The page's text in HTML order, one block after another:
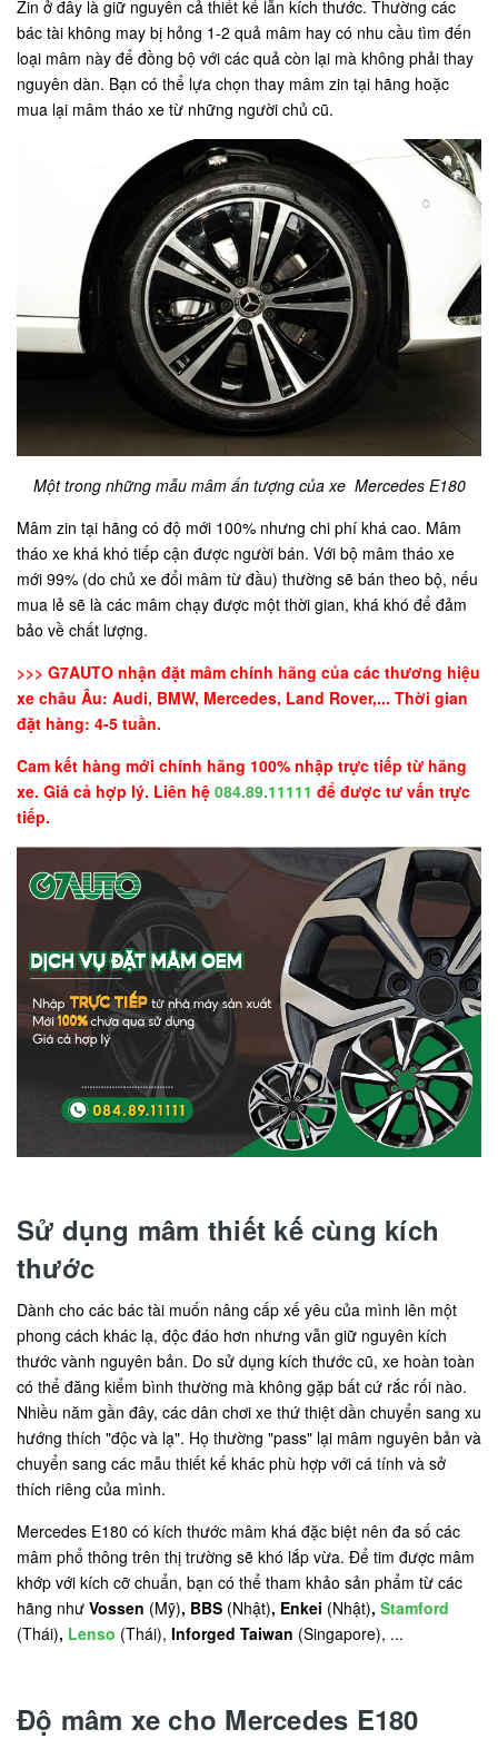
Zin ở đây là giữ nguyên cả thiết kế lẫn kích thước. Thường các
bác tài không may bị hỏng 1-2 quả mâm hay có nhu cầu tìm đến
loại mâm này để đồng bộ với các quả còn lại mà không phải thay
nguyên dàn. Bạn có thể lựa chọn thay mâm zin tại hãng hoặc
mua lại mâm tháo xe từ những người chủ cũ.
Một trong những mẫu mâm ấn tượng của xe Mercedes E180
Mâm zin tại hãng có độ mới 100% nhưng chi phí khá cao. Mâm
tháo xe khá khó tiếp cận được người bán. Với bộ mâm tháo xe
mới 99% (do chủ xe đổi mâm từ đầu) thường sẽ bán theo bộ, nếu
mua lẻ sẽ là các mâm chạy được một thời gian, khá khó để đảm
bảo về chất lượng.
>>> G7AUTO nhận đặt mâm chính hãng của các thương hiệu
xe châu Âu: Audi, BMW, Mercedes, Land Rover,... Thời gian
đặt hàng: 4-5 tuần.
Cam kết hàng mới chính hãng 100% nhập trực tiếp từ hãng
xe. Giá cả hợp lý. Liên hệ 084.89.11111 để được tư vấn trực
tiếp.
Sử dụng mâm thiết kế cùng kích
thước
Dành cho các bác tài muốn nâng cấp xế yêu của mình lên một
phong cách khác lạ, độc đáo hơn nhưng vẫn giữ nguyên kích
thước vành nguyên bản. Do sử dụng kích thước cũ, xe hoàn toàn
có thể đăng kiểm bình thường mà không gặp bất cứ rắc rối nào.
Nhiều năm gần đây, các dân chơi xe thứ thiệt dần chuyển sang xu
hướng thích "độc và lạ". Họ thường "pass" lại mâm nguyên bản và
chuyển sang các mẫu thiết kế khác phù hợp với cá tính và sở
thích riêng của mình.
Mercedes E180 có kích thước mâm khá đặc biệt nên đa số các
mâm phổ thông trên thị trường sẽ khó lắp vừa. Để tim được mâm
khớp với kích cỡ chuẩn, bạn có thể tham khảo sản phẩm từ các
hãng như Vossen (Mỹ), BBS (Nhật), Enkei (Nhật), Stamford
(Thái), Lenso (Thái), Inforged Taiwan (Singapore), ...
Độ mâm xe cho Mercedes E180